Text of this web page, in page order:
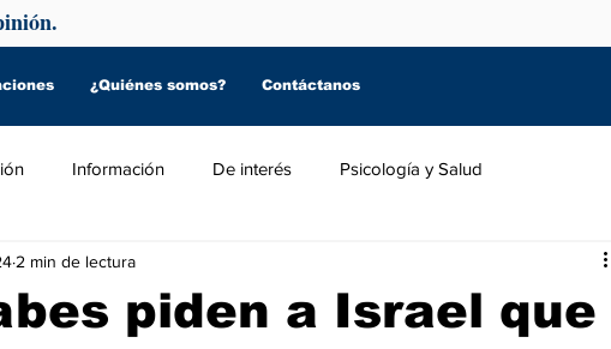
¿Quiénes somos? Contáctanos
Información De interés Psicología y Salud
piden a Israel que
2 min de lectura